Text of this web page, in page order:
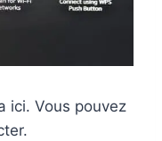
ici. Vous pouvez